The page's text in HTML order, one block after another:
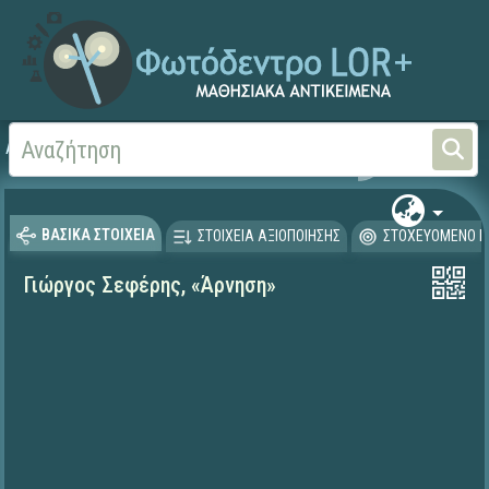
Αρχική Γλώσσα και Λογοτεχνία
ΒΑΣΙΚΑ ΣΤΟΙΧΕΙΑ ΣΤΟΙΧΕΙΑ ΑΞΙΟΠΟΙΗΣΗΣ ΣΤΟΧΕΥΟΜΕΝΟ
Γιώργος Σεφέρης, «Άρνηση»